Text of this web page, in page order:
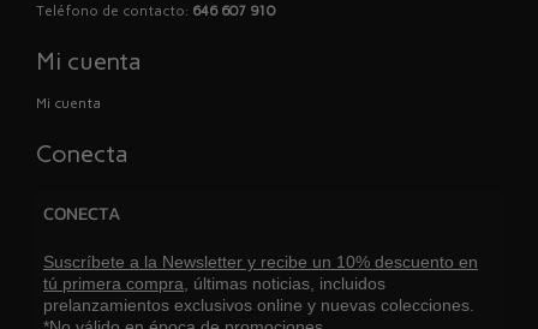
Teléfono de contacto: 646 607 910
Mi cuenta
Mi cuenta
Conecta
CONECTA
Suscríbete a la Newsletter y recibe un 10% descuento en
tú primera compra,
últimas noticias, incluidos
prelanzamientos exclusivos online y nuevas colecciones.